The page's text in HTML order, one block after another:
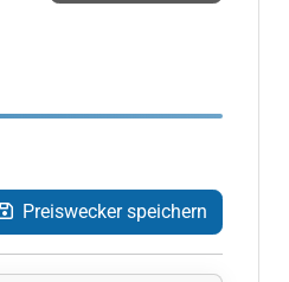
Preiswecker speichern